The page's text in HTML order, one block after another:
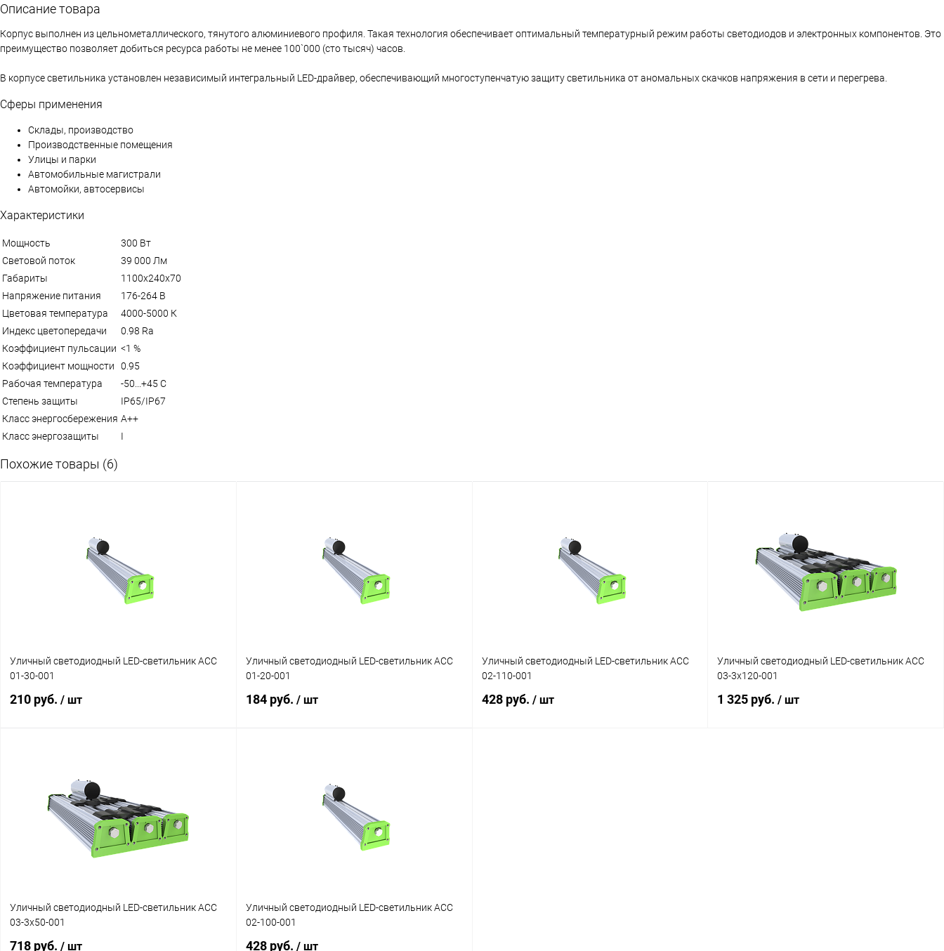
Описание товара
Корпус выполнен из цельнометаллического, тянутого алюминиевого профиля. Такая технология обеспечивает оптимальный температурный режим работы светодиодов и электронных компонентов. Это
преимущество позволяет добиться ресурса работы не менее 100`000 (сто тысяч) часов.
В корпусе светильника установлен независимый интегральный LED-драйвер, обеспечивающий многоступенчатую защиту светильника от аномальных скачков напряжения в сети и перегрева.
Сферы применения
Склады, производство
Производственные помещения
Улицы и парки
Автомобильные магистрали
Автомойки, автосервисы
Характеристики
Мощность
300 Вт
Световой поток
39 000 Лм
Габариты
1100х240х70
Напряжение питания
176-264 В
Цветовая температура
4000-5000 К
Индекс цветопередачи
0.98 Ra
Коэффициент пульсации <1 %
Коэффициент мощности
0.95
Рабочая температура
-50...+45 C
Степень защиты
IP65/IP67
Класс энергосбережения A++
Класс энергозащиты
I
Похожие товары (6)
Уличный светодиодный LED-светильник АСС
01-30-001
210 руб. / шт
Купить в 1 клик
В избранное Наличие уточняйте
Уличный светодиодный LED-светильник АСС
01-20-001
184 руб. / шт
Купить в 1 клик
Уличный светодиодный LED-светильник АСС
02-110-001
428 руб. / шт
Уличный светодиодный LED-светильник АСС
03-3x120-001
1 325 руб./ шт
Уличный светодиодный LED-светильник АСС
03-3x50-001
718 руб. / шт
Уличный светодиодный LED-светильник АСС
02-100-001
428 руб. / шт